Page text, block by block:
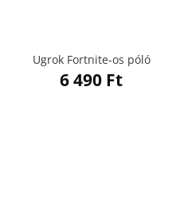
Ugrok Fortnite-os póló
6 490 Ft